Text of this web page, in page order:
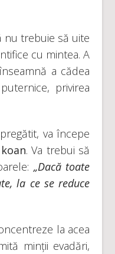
nu trebuie să uite
cu mintea. A
a cădea
privirea
va începe
. Va trebui să
„Dacă toate
la ce se reduce
la acea
minții evadări,